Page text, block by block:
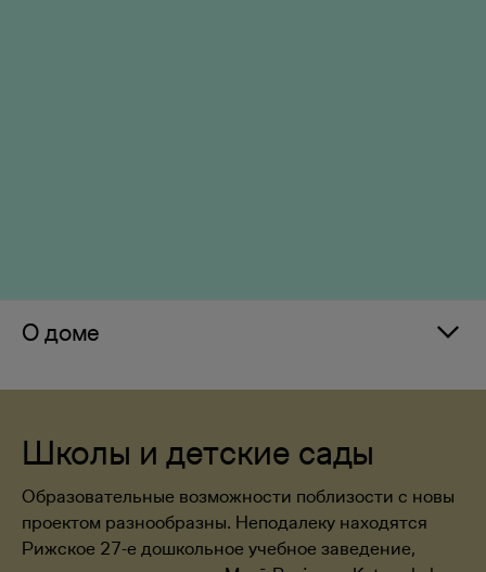
О доме
Школы и детские сады
Образовательные возможности поблизости с новы
проектом разнообразны. Неподалеку находятся
Рижское 27-е дошкольное учебное заведение,